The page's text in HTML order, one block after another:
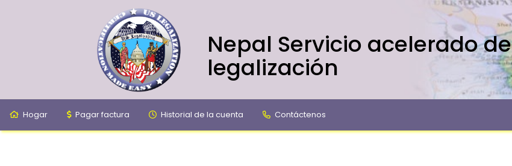
Nepal Servicio acelerado de
legalización
Hogar Pagar factura Historial de la cuenta Contáctenos